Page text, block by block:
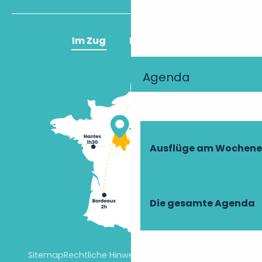
Agenda
Ausflüge am
Die gesamte Agenda
Im Zug Im Flugzeug
SitemapRechtliche Hinweise